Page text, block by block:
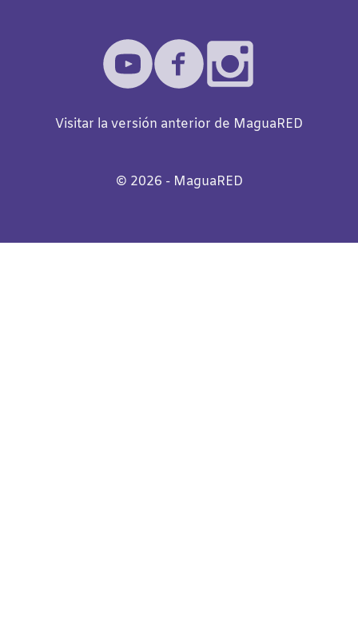
Visitar la versión anterior de MaguaRED
©️ 2026 - MaguaRED